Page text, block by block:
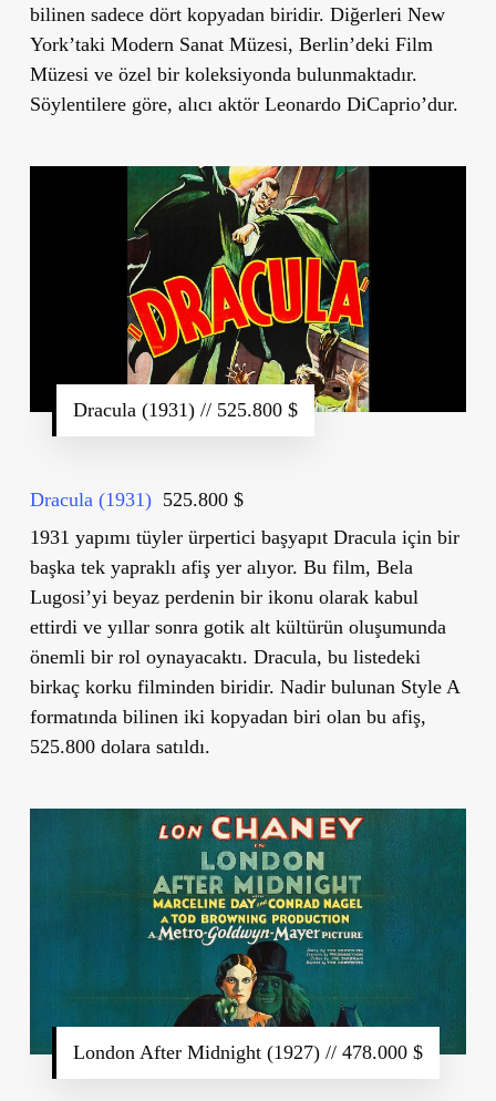
bilinen sadece dört kopyadan biridir. Diğerleri New
York’taki Modern Sanat Müzesi, Berlin’deki Film
Müzesi ve özel bir koleksiyonda bulunmaktadır.
Söylentilere göre, alıcı aktör Leonardo DiCaprio’dur.
Dracula (1931) // 525.800 $
Dracula (1931)525.800 $
1931 yapımı tüyler ürpertici başyapıt Dracula için bir
başka tek yapraklı afiş yer alıyor. Bu film, Bela
Lugosi’yi beyaz perdenin bir ikonu olarak kabul
ettirdi ve yıllar sonra gotik alt kültürün oluşumunda
önemli bir rol oynayacaktı. Dracula, bu listedeki
birkaç korku filminden biridir. Nadir bulunan Style A
formatında bilinen iki kopyadan biri olan bu afiş,
525.800 dolara satıldı.
London After Midnight (1927) // 478.000 $